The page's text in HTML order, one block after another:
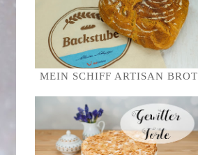
MEIN SCHIFF ARTISAN BROT